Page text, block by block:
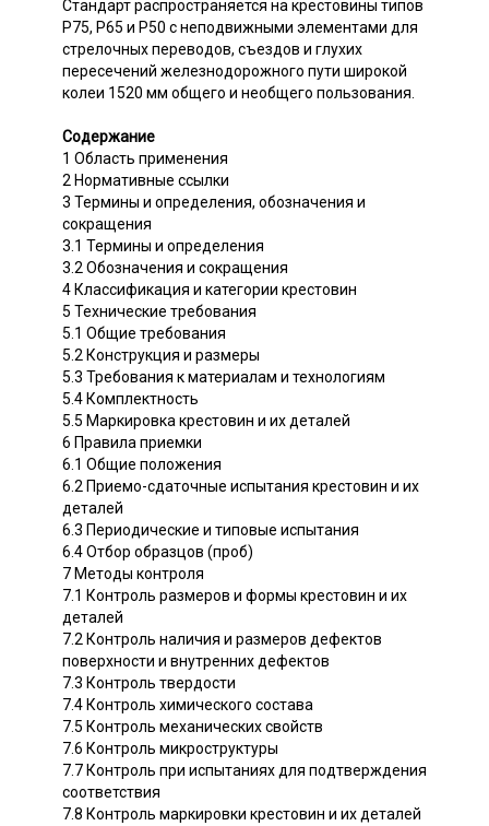
Стандарт распространяется на крестовины типов
Р75, Р65 и Р50 с неподвижными элементами для
стрелочных переводов, съездов и глухих
пересечений железнодорожного пути широкой
колеи 1520 мм общего и необщего пользования.
Содержание
1 Область применения
2 Нормативные ссылки
3 Термины и определения, обозначения и
сокращения
3.1 Термины и определения
3.2 Обозначения и сокращения
4 Классификация и категории крестовин
5 Технические требования
5.1 Общие требования
5.2 Конструкция и размеры
5.3 Требования к материалам и технологиям
5.4 Комплектность
5.5 Маркировка крестовин и их деталей
6 Правила приемки
6.1 Общие положения
6.2 Приемо-сдаточные испытания крестовин и их
деталей
6.3 Периодические и типовые испытания
6.4 Отбор образцов (проб)
7 Методы контроля
7.1 Контроль размеров и формы крестовин и их
деталей
7.2 Контроль наличия и размеров дефектов
поверхности и внутренних дефектов
7.3 Контроль твердости
7.4 Контроль химического состава
7.5 Контроль механических свойств
7.6 Контроль микроструктуры
7.7 Контроль при испытаниях для подтверждения
соответствия
7.8 Контроль маркировки крестовин и их деталей